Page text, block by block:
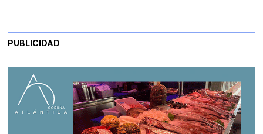
PUBLICIDAD